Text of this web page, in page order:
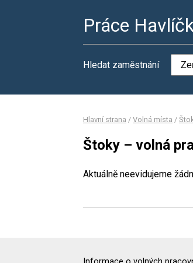
Práce
Hledat zaměstnání
Hlavní strana / Volná místa /
Štoky – volná
Aktuálně neevidujeme